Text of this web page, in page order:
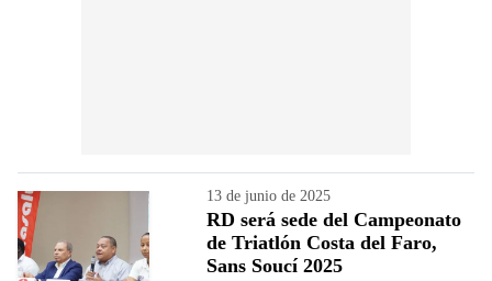
13 de junio de 2025
RD será sede del Campeonato
de Triatlón Costa del Faro,
Sans Soucí 2025